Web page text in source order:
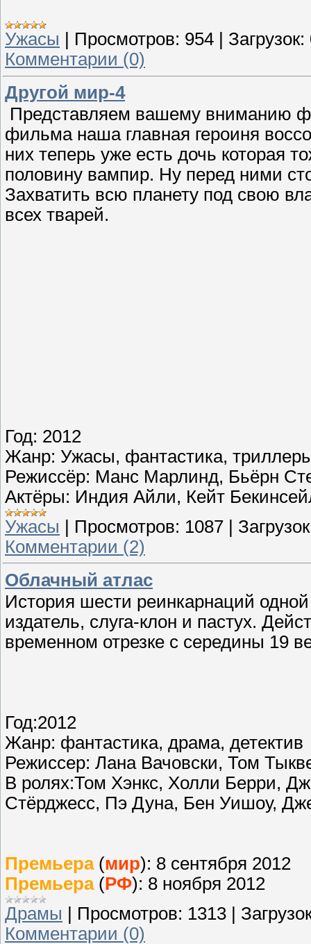
Ужасы Просмотров: 954 Загрузок:
Комментарии (0)
Другой мир-4
Представляем вашему вниманию
фильма наша главная героиня
них теперь уже есть дочь которая
половину вампир. Ну перед ними
Захватить всю планету под свою
всех тварей.
Год: 2012
Жанр: Ужасы, фантастика,
Режиссёр: Манс Марлинд, Бьёрн
Актёры: Индия Айли, Кейт
Ужасы
Просмотров: 1087
Комментарии (2)
Облачный атлас
История шести реинкарнаций
издатель, слуга-клон и пастух.
временном отрезке с середины 19
Год:2012
Жанр: фантастика, драма, детектив
Режиссер: Лана Вачовски, Том
В ролях:Том Хэнкс, Холли Берри,
Стёрджесс, Пэ Дуна, Бен Уишоу,
Премьера(мир): 8 сентября 2012
Премьера(РФ): 8 ноября 2012
Драмы | Просмотров: 1313 |
Комментарии (0)